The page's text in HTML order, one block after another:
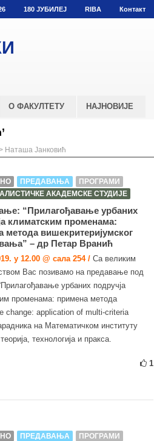
180 ЈУБИЛЕЈ RIBA Контакт
О ФАКУЛТЕТУ НАЈНОВИЈЕ
Наташа Јанковић
ПРЕДАВАЊА
ПРОГРАМИ
АКАДЕМСКЕ СТУДИЈЕ
“Прилагођавање урбаних
климатским променама:
метода вишекритеријумског
– др Петар Вранић
у 12.00 @ сала 254 / Са великим
Вас позивамо на предавање под
урбаних подручја
променама: примена метода
change: application of multi-criteria
на Математичком институту
технологија и пракса.
1
ПРЕДАВАЊА
ПРОГРАМИ